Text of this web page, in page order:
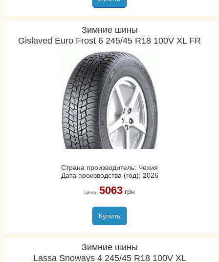
Зимние шины
Gislaved Euro Frost 6 245/45 R18 100V XL FR
Страна производитель: Чехия
Дата производства (год): 2026
Цена: 5063грн
Купить
Зимние шины
Lassa Snoways 4 245/45 R18 100V XL